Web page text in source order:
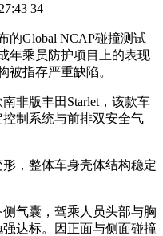
34
的Global NCAP碰撞测试
年乘员防护项目上的表现
被指存严重缺陷。
非版丰田Starlet，该款车
制系统与前排双安全气
，整体车身壳体结构稳定
气囊，驾乘人员头部与胸
达标。因正面与侧面碰撞